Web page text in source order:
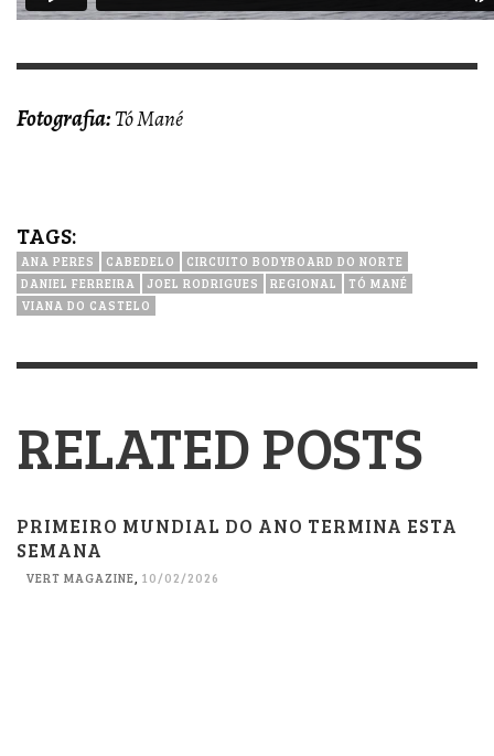
Fotografia:Tó Mané
TAGS:
ANA PERES CABEDELO
CIRCUITO BODYBOARD DO NORTE
DANIEL FERREIRA
JOEL RODRIGUES REGIONAL
TÓ MANÉ
VIANA DO CASTELO
RELATED POSTS
PRIMEIRO MUNDIAL DO ANO TERMINA ESTA
SEMANA
VERT MAGAZINE 10/02/2026